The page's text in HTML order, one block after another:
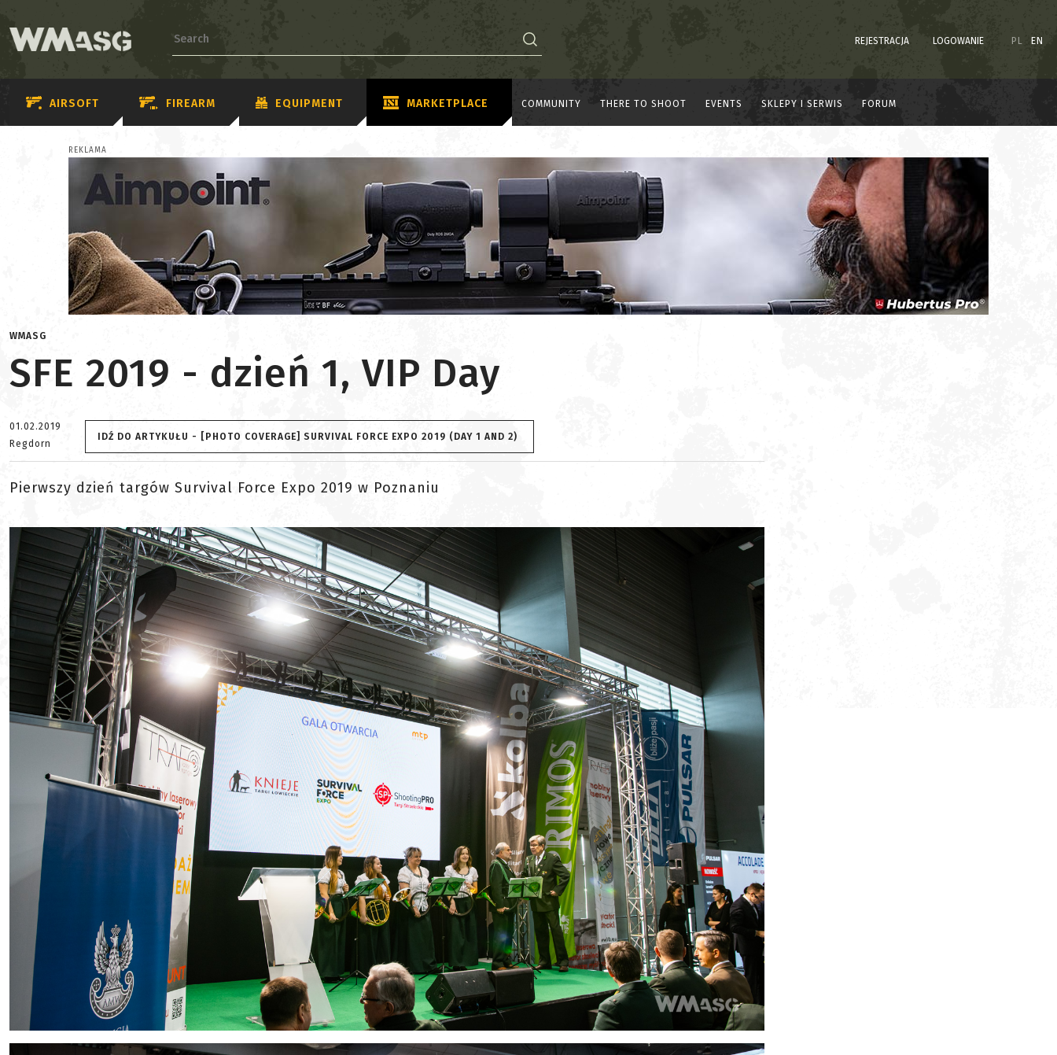
REJESTRACJA LOGOWANIE PL EN
AIRSOFT FIREARM EQUIPMENT MARKETPLACE COMMUNITY THERE TO SHOOT EVENTS SKLEPY I SERWIS FORUM
REKLAMA
WMASG
SFE 2019 - dzień 1, VIP Day
01.02.2019
Regdorn
IDŹ DO ARTYKUŁU - [PHOTO COVERAGE] SURVIVAL FORCE EXPO 2019 (DAY 1 AND 2)
Pierwszy dzień targów Survival Force Expo 2019 w Poznaniu